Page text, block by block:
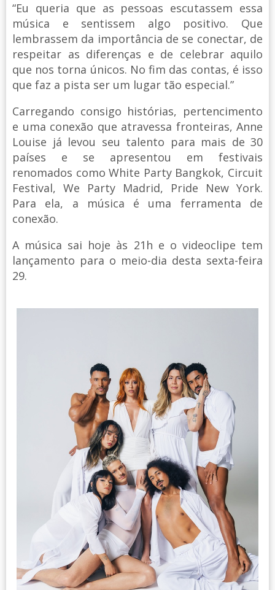
“Eu queria que as pessoas escutassem essa
música e sentissem algo positivo. Que
lembrassem da importância de se conectar, de
respeitar as diferenças e de celebrar aquilo
que nos torna únicos. No fim das contas, é isso
que faz a pista ser um lugar tão especial.”
Carregando consigo histórias, pertencimento
e uma conexão que atravessa fronteiras, Anne
Louise já levou seu talento para mais de 30
países e se apresentou em festivais
renomados como White Party Bangkok, Circuit
Festival, We Party Madrid, Pride New York.
Para ela, a música é uma ferramenta de
conexão.
A música sai hoje às 21h e o videoclipe tem
lançamento para o meio-dia desta sexta-feira
29.